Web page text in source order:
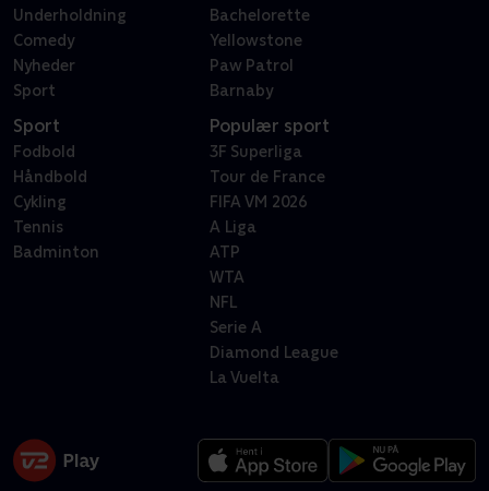
Underholdning
Comedy
Nyheder
Sport
Bachelorette
Yellowstone
Paw Patrol
Barnaby
Sport
Fodbold
Håndbold
Cykling
Tennis
Badminton
Populær sport
3F Superliga
Tour de France
FIFA VM 2026
A Liga
ATP
WTA
NFL
Serie A
Diamond League
La Vuelta